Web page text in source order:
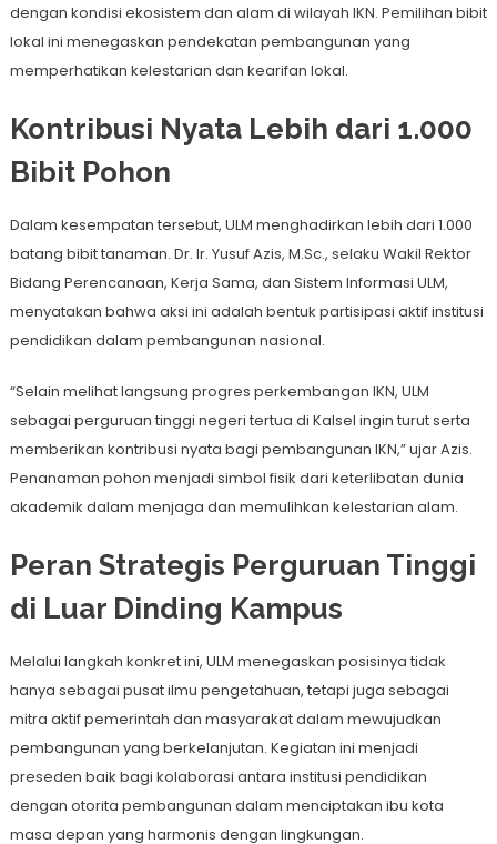
dengan kondisi ekosistem dan alam di wilayah IKN. Pemilihan bibit
lokal ini menegaskan pendekatan pembangunan yang
memperhatikan kelestarian dan kearifan lokal.
Kontribusi Nyata Lebih dari 1.000
Bibit Pohon
Dalam kesempatan tersebut, ULM menghadirkan lebih dari 1.000
batang bibit tanaman. Dr. Ir. Yusuf Azis, M.Sc., selaku Wakil Rektor
Bidang Perencanaan, Kerja Sama, dan Sistem Informasi ULM,
menyatakan bahwa aksi ini adalah bentuk partisipasi aktif institusi
pendidikan dalam pembangunan nasional.
“Selain melihat langsung progres perkembangan IKN, ULM
sebagai perguruan tinggi negeri tertua di Kalsel ingin turut serta
memberikan kontribusi nyata bagi pembangunan IKN,” ujar Azis.
Penanaman pohon menjadi simbol fisik dari keterlibatan dunia
akademik dalam menjaga dan memulihkan kelestarian alam.
Peran Strategis Perguruan Tinggi
di Luar Dinding Kampus
Melalui langkah konkret ini, ULM menegaskan posisinya tidak
hanya sebagai pusat ilmu pengetahuan, tetapi juga sebagai
mitra aktif pemerintah dan masyarakat dalam mewujudkan
pembangunan yang berkelanjutan. Kegiatan ini menjadi
preseden baik bagi kolaborasi antara institusi pendidikan
dengan otorita pembangunan dalam menciptakan ibu kota
masa depan yang harmonis dengan lingkungan.